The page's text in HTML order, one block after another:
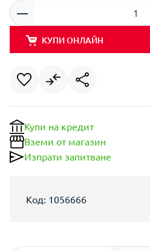
КУПИ ОНЛАЙН
Купи на кредит
Вземи от магазин
Изпрати запитване
Код: 1056666